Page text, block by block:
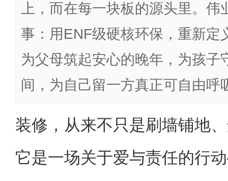
上，而在每一块板的源头里。
事：用ENF级硬核环保，重新定
为父母筑起安心的晚年，为孩子
间，为自己留一方真正可自由呼
装修，从来不只是刷墙铺地
它是一场关于爱与责任的行